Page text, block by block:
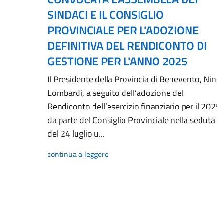
SINDACI E IL CONSIGLIO
PROVINCIALE PER L'ADOZIONE
DEFINITIVA DEL RENDICONTO DI
GESTIONE PER L'ANNO 2025
Il Presidente della Provincia di Benevento,
Lombardi, a seguito dell’adozione del
Rendiconto dell’esercizio finanziario per il
da parte del Consiglio Provinciale nella seduta
del 24 luglio u...
continua a leggere